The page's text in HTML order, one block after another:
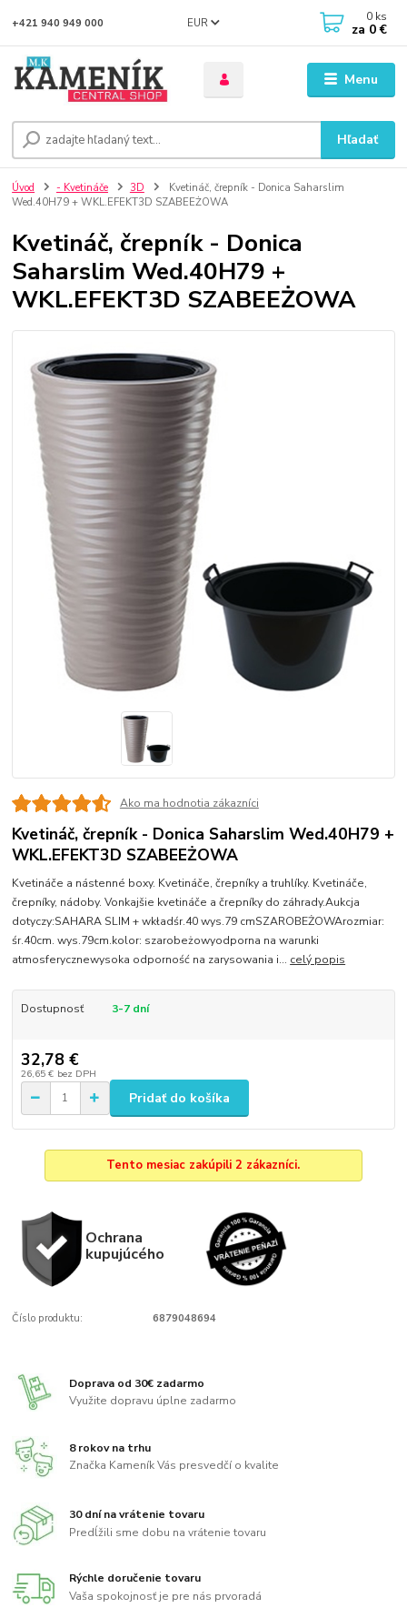
Menu
EUR
Hľadať
+421 940 949 000 0 ks
za 0 €
Úvod - Kvetináče 3D
Kvetináč, črepník - Donica Saharslim
Wed.40H79 + WKL.EFEKT3D SZABEEŻOWA
Kvetináč, črepník - Donica
Saharslim Wed.40H79 +
WKL.EFEKT3D SZABEEŻOWA
Ako ma hodnotia zákazníci
Kvetináč, črepník - Donica Saharslim Wed.40H79 +
WKL.EFEKT3D SZABEEŻOWA
Kvetináče a nástenné boxy. Kvetináče, črepníky a truhlíky. Kvetináče,
črepníky, nádoby. Vonkajšie kvetináče a črepníky do záhrady.Aukcja
dotyczy:SAHARA SLIM + wkładśr.40 wys.79 cmSZAROBEŻOWArozmiar:
śr.40cm. wys.79cm.kolor: szarobeżowyodporna na warunki
atmosferycznewysoka odporność na zarysowania i... celý popis
Dostupnosť 3-7 dní
32,78 €
26,65 € bez DPH
Pridať do košíka
Tento mesiac zakúpili 2 zákazníci.
Ochrana
kupujúcého
Číslo produktu: 6879048694
Doprava od 30€ zadarmo
Využite dopravu úplne zadarmo
8 rokov na trhu
Značka Kameník Vás presvedčí o kvalite
30 dní na vrátenie tovaru
Predĺžili sme dobu na vrátenie tovaru
Rýchle doručenie tovaru
Vaša spokojnosť je pre nás prvoradá